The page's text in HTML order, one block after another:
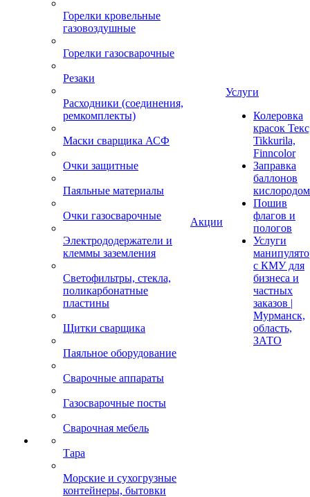
Горелки кровельные
газовоздушные
Горелки газосварочные
Резаки
Расходники (соединения,
ремкомплекты)
Маски сварщика АСФ
Очки защитные
Паяльные материалы
Очки газосварочные
Электрододержатели и
клеммы заземления
Светофильтры, стекла,
поликарбонатные
пластины
Щитки сварщика
Паяльное оборудование
Сварочные аппараты
Газосварочные посты
Сварочная мебель
Тара
Морские и сухогрузные
контейнеры, бытовки
Акции
Услуги
Колеровка
красок
Tikkurila,
Finncolor
Заправка
баллонов
кислородом
Пошив
флагов и
пологов
Услуги
с КМУ для
бизнеса и
частных
заказов |
Мурманск,
область,
ЗАТО